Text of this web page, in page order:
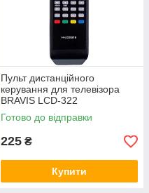
Пульт дистанційного
керування для телевізора
BRAVIS LCD-322
Готово до відправки
225 ₴
Купити